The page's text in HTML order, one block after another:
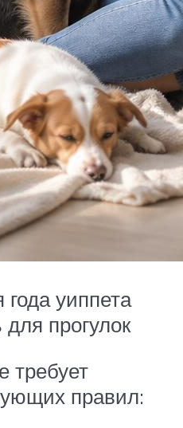
уиппета
прогулок
требует
правил: